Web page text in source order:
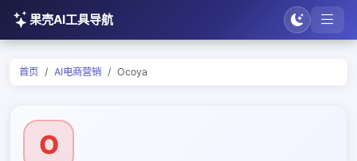
果壳AI工具导航
首页 AI电商营销 Ocoya
O